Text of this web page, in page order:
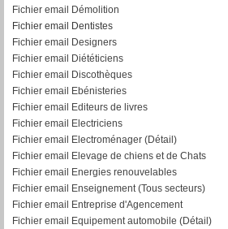
Fichier email Démolition
Fichier email Dentistes
Fichier email Designers
Fichier email Diététiciens
Fichier email Discothèques
Fichier email Ebénisteries
Fichier email Editeurs de livres
Fichier email Electriciens
Fichier email Electroménager (Détail)
Fichier email Elevage de chiens et de Chats
Fichier email Energies renouvelables
Fichier email Enseignement (Tous secteurs)
Fichier email Entreprise d'Agencement
Fichier email Equipement automobile (Détail)